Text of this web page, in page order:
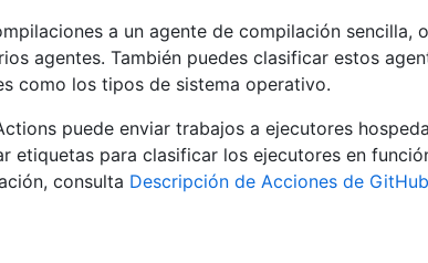
a un agente de compilación sencilla,
agentes. También puedes clasificar estos
como los tipos de sistema operativo.
puede enviar trabajos a ejecutores
etiquetas para clasificar los ejecutores en
consulta Descripción de Acciones de GitHub